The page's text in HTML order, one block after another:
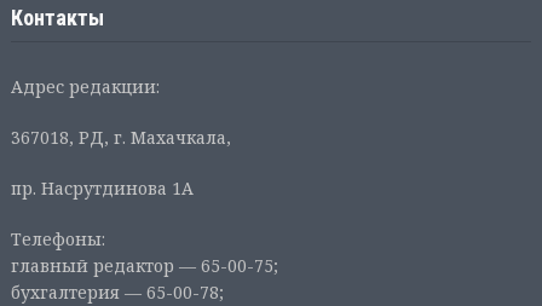
Контакты
Адрес редакции:
367018, РД, г. Махачкала,
пр. Насрутдинова 1А
Телефоны:
главный редактор — 65-00-75;
бухгалтерия — 65-00-78;